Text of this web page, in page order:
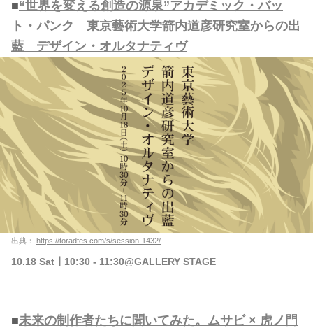
■“世界を変える創造の源泉”アカデミック・バッ
ト・パンク 東京藝術大学箭内道彦研究室からの出
藍 デザイン・オルタナティヴ
出典： https://toradfes.com/s/session-1432/
10.18 Sat┃10:30 - 11:30@GALLERY STAGE
■未来の制作者たちに聞いてみた。ムサビ × 虎ノ門